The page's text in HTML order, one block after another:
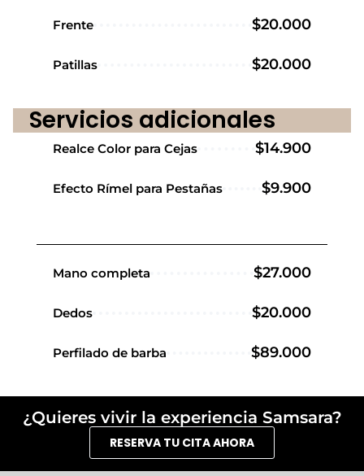
Frente $20.000
Patillas $20.000
Servicios adicionales
Realce Color para Cejas $14.900
Efecto Rímel para Pestañas $9.900
Mano completa $27.000
Dedos $20.000
Perfilado de barba $89.000
¿Quieres vivir la experiencia Samsara?
RESERVA TU CITA AHORA